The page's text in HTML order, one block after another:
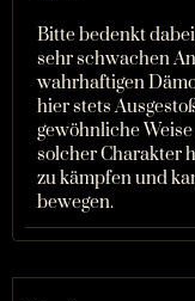
Bitte bedenkt
sehr schwachen
wahrhaftigen
hier stets
gewöhnliche
solcher Charakter
zu kämpfen und
bewegen.